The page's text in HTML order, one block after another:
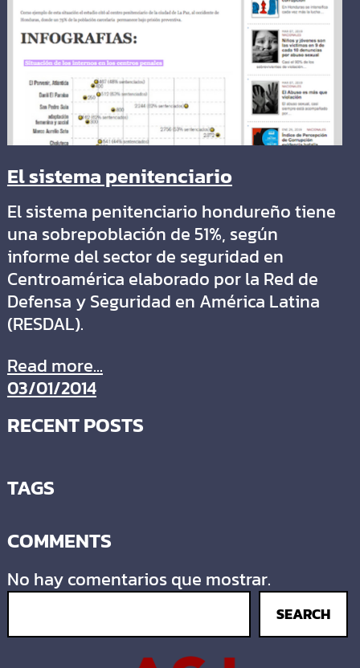
El sistema penitenciario
El sistema penitenciario hondureño tiene
una sobrepoblación de 51%, según
informe del sector de seguridad en
Centroamérica elaborado por la Red de
Defensa y Seguridad en América Latina
(RESDAL).
Read more...
03/01/2014
RECENT POSTS
TAGS
COMMENTS
No hay comentarios que mostrar.
SEARCH